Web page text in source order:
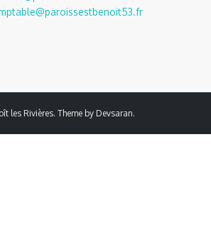
les Rivières. Theme by Devsaran.